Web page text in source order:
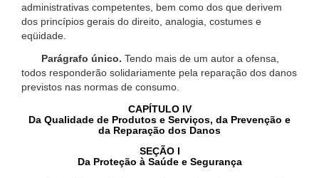
administrativas competentes, bem como dos que derivem
dos princípios gerais do direito, analogia, costumes e
eqüidade.
Parágrafo único. Tendo mais de um autor a ofensa,
todos responderão solidariamente pela reparação dos danos
previstos nas normas de consumo.
CAPÍTULO IV
Da Qualidade de Produtos e Serviços, da Prevenção e
da Reparação dos Danos
SEÇÃO I
Da Proteção à Saúde e Segurança